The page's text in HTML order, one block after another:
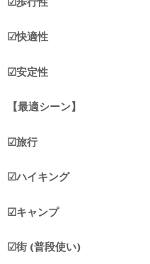
☑︎快適性
☑︎安定性
【最適シーン】
☑︎旅行
☑︎ハイキング
☑︎キャンプ
☑︎街 (普段使い)